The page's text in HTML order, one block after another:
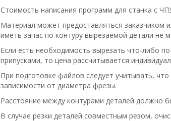
Стоимость написания программ для станка с
Материал может предоставляться заказчиком
иметь запас по контуру вырезаемой детали не
Если есть необходимость вырезать что-либо
припусками, то цена рассчитывается
При подготовке файлов следует учитывать,
зависимости от диаметра фрезы.
Расстояние между контурами деталей должно
В случае резки деталей совместным резом,